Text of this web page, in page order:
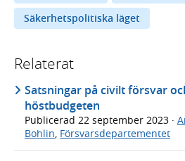
Säkerhetspolitiska läget
Relaterat
Satsningar på civilt försvar
höstbudgeten
Publicerad 22 september 2023 ·
Bohlin, Försvarsdepartementet